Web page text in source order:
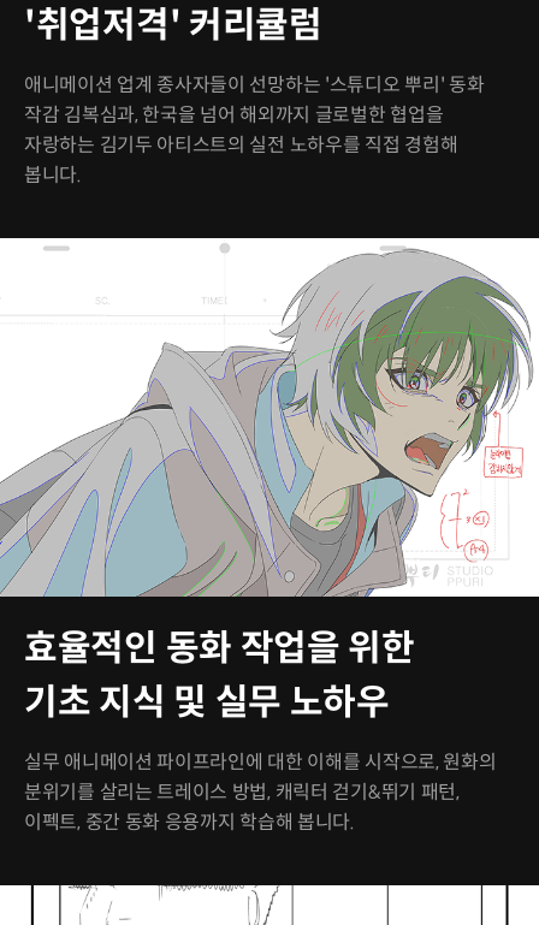
'취업저격' 커리큘럼
애니메이션 업계 종사자들이 선망하는 '스튜디오 뿌리' 동화
작감 김복심과, 한국을 넘어 해외까지 글로벌한 협업을
자랑하는 김기두 아티스트의 실전 노하우를 직접 경험해
봅니다.
효율적인 동화 작업을 위한
기초 지식 및 실무 노하우
실무 애니메이션 파이프라인에 대한 이해를 시작으로, 원화의
분위기를 살리는 트레이스 방법, 캐릭터 걷기&뛰기 패턴,
이펙트, 중간 동화 응용까지 학습해 봅니다.